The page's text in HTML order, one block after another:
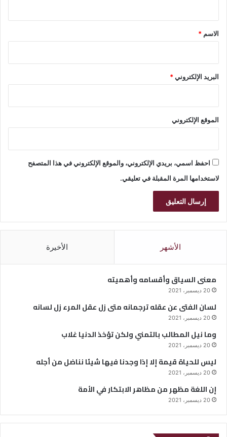
*
الاسم *
البريد الإلكتروني*
الموقع الإلكتروني
احفظ اسمي، بريدي الإلكتروني، والموقع الإلكتروني في هذا المتصفح
لاستخدامها المرة المقبلة في تعليقي.
الأشهر الأخيرة
معنى السياق وأقسامه وأهميته
20 ديسمبر، 2021
لسان الفتى عن عقله ترجمانه متى زل عقل المرء زل لسانه
20 ديسمبر، 2021
وما نيل المطالب بالتمني ولكن تؤخذ الدنيا غلاب
20 ديسمبر، 2021
ليس للحياة قيمة إلا إذا وجدنا فيها شيئا نناضل من أجله
20 ديسمبر، 2021
إن اللغة مظهر من مظاهر الابتكار في الأمة
20 ديسمبر، 2021